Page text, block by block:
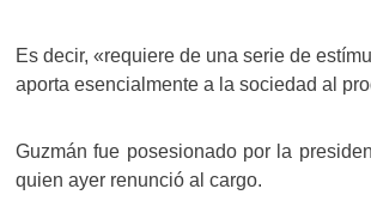
Es decir, «requiere de una serie de
aporta esencialmente a la sociedad al
Guzmán fue posesionado por la
quien ayer renunció al cargo.